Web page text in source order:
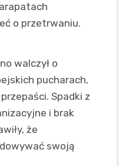
o przetrwaniu.
walczył o
pucharach,
Spadki z
i brak
że
swoją